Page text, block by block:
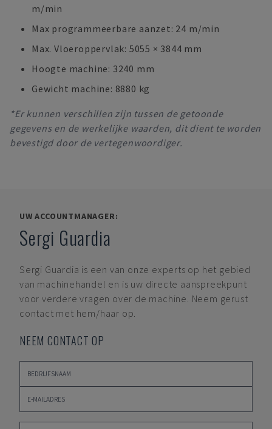
m/min
Max programmeerbare aanzet: 24 m/min
Max. Vloeroppervlak: 5055 × 3844 mm
Hoogte machine: 3240 mm
Gewicht machine: 8880 kg
*Er kunnen verschillen zijn tussen de getoonde
gegevens en de werkelijke waarden, dit dient te worden
bevestigd door de vertegenwoordiger.
UW ACCOUNTMANAGER:
Sergi Guardia
Sergi Guardia is een van onze experts op het gebied
van machinehandel en is uw directe aanspreekpunt
voor verdere vragen over de machine. Neem gerust
contact met hem/haar op.
NEEM CONTACT OP